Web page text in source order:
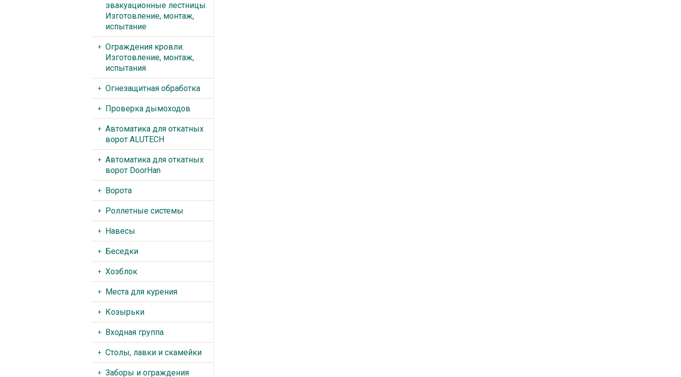
эвакуационные лестницы.
Изготовление, монтаж,
испытание
Ограждения кровли.
Изготовление, монтаж,
испытания
Огнезащитная обработка
Проверка дымоходов
Автоматика для откатных
ворот ALUTECH
Автоматика для откатных
ворот DoorHan
Ворота
Роллетные системы
Навесы
Беседки
Хозблок
Места для курения
Козырьки
Входная группа
Столы, лавки и скамейки
Заборы и ограждения